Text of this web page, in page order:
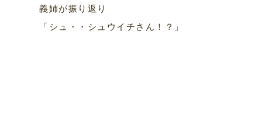
義姉が振り返り
「シュ・・シュウイチさん！？」